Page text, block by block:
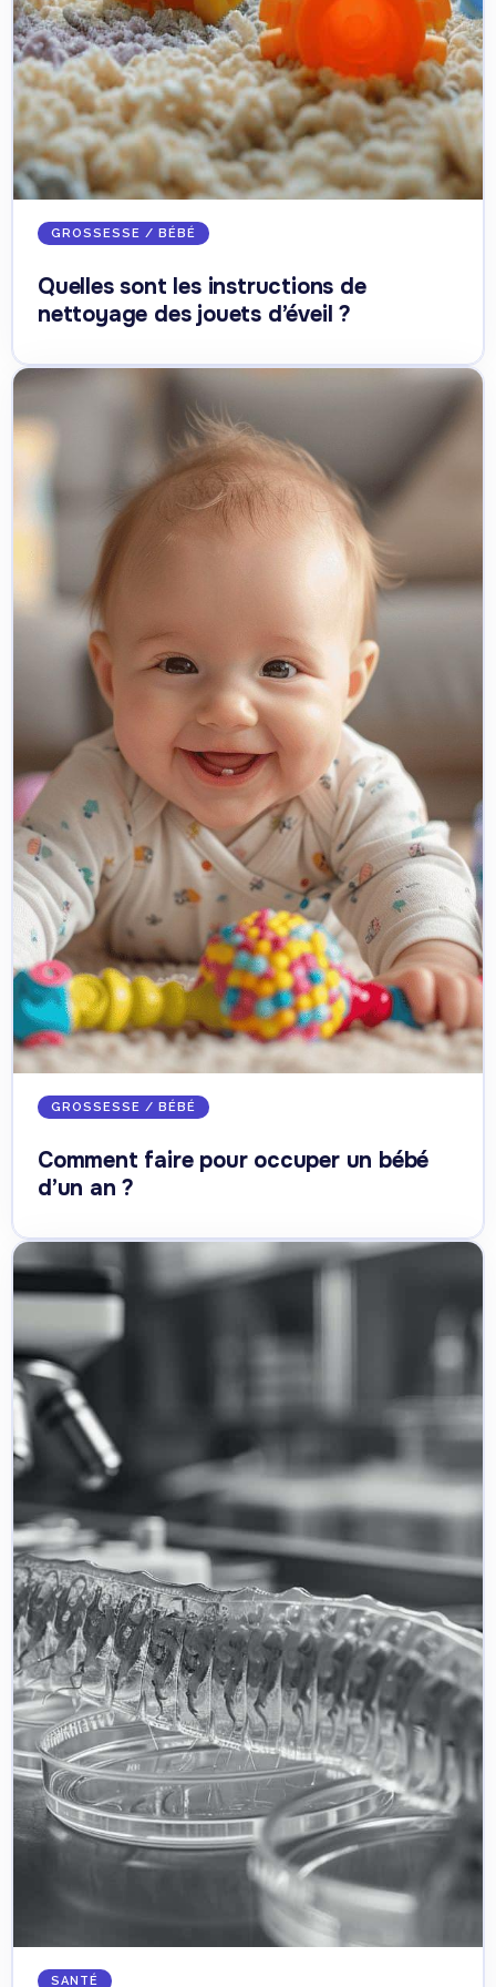
GROSSESSE / BÉBÉ
Quelles sont les instructions de
nettoyage des jouets d’éveil ?
GROSSESSE / BÉBÉ
Comment faire pour occuper un bébé
d’un an ?
SANTÉ